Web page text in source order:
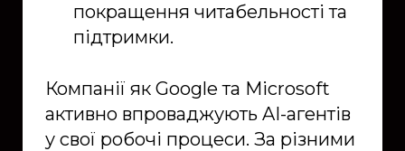
покращення читабельності та
підтримки.
Компанії як Google та Microsoft
активно впроваджують AI-агентів
у свої робочі процеси. За різними